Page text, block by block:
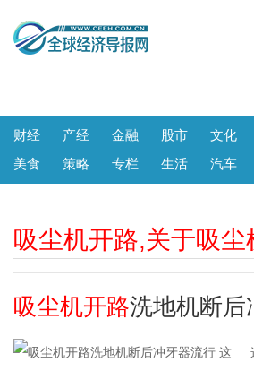
财经 产经 金融 股市 文化
美食
策略 专栏 生活 汽车
吸尘机开路,关于吸
吸尘机开路洗地机断后